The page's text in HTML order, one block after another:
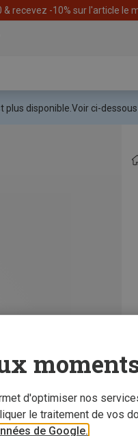
recevez -10% sur l'article le
plus disponible. Voir ci-
d'optimiser nos
le traitement de vos
de Google.